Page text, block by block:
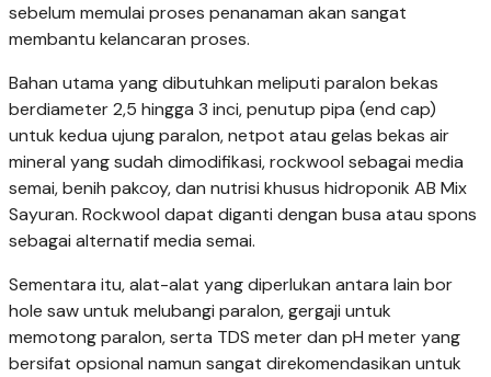
sebelum memulai proses penanaman akan sangat
membantu kelancaran proses.
Bahan utama yang dibutuhkan meliputi paralon bekas
berdiameter 2,5 hingga 3 inci, penutup pipa (end cap)
untuk kedua ujung paralon, netpot atau gelas bekas air
mineral yang sudah dimodifikasi, rockwool sebagai media
semai, benih pakcoy, dan nutrisi khusus hidroponik AB Mix
Sayuran. Rockwool dapat diganti dengan busa atau spons
sebagai alternatif media semai.
Sementara itu, alat-alat yang diperlukan antara lain bor
hole saw untuk melubangi paralon, gergaji untuk
memotong paralon, serta TDS meter dan pH meter yang
bersifat opsional namun sangat direkomendasikan untuk